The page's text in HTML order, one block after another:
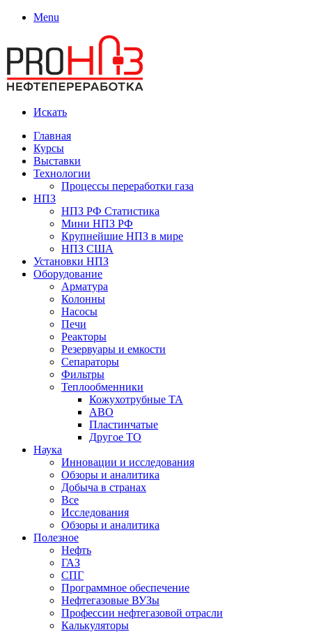
Menu
Искать
Главная
Курсы
Выставки
Технологии
Процессы переработки газа
НПЗ
НПЗ РФ Статистика
Мини НПЗ РФ
Крупнейшие НПЗ в мире
НПЗ США
Установки НПЗ
Оборудование
Арматура
Колонны
Насосы
Печи
Реакторы
Резервуары и емкости
Сепараторы
Фильтры
Теплообменники
Кожухотрубные ТА
АВО
Пластинчатые
Другое ТО
Наука
Инновации и исследования
Обзоры и аналитика
Добыча в странах
Все
Исследования
Обзоры и аналитика
Полезное
Нефть
ГАЗ
СПГ
Программное обеспечение
Нефтегазовые ВУЗы
Профессии нефтегазовой отрасли
Калькуляторы